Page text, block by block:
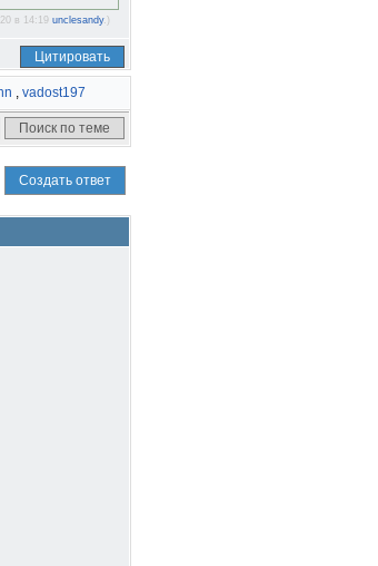
в 14:19 unclesandy.)
Цитировать
, vadost197
Создать ответ